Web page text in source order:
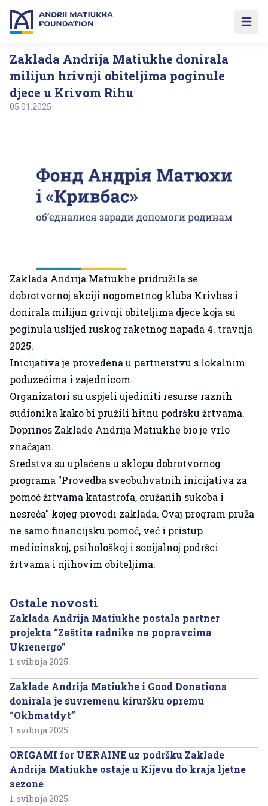
Open
Zaklada Andrija Matiukhe donirala
milijun hrivnji obiteljima poginule
djece u Krivom Rihu
05.01.2025
Zaklada Andrija Matiukhe pridružila se
dobrotvornoj akciji nogometnog kluba Krivbas i
donirala milijun grivnji obiteljima djece koja su
poginula uslijed ruskog raketnog napada 4. travnja
2025.
Inicijativa je provedena u partnerstvu s lokalnim
poduzećima i zajednicom.
Organizatori su uspjeli ujediniti resurse raznih
sudionika kako bi pružili hitnu podršku žrtvama.
Doprinos Zaklade Andrija Matiukhe bio je vrlo
značajan.
Sredstva su uplaćena u sklopu dobrotvornog
programa "Provedba sveobuhvatnih inicijativa za
pomoć žrtvama katastrofa, oružanih sukoba i
nesreća" kojeg provodi zaklada. Ovaj program pruža
ne samo financijsku pomoć, već i pristup
medicinskoj, psihološkoj i socijalnoj podršci
žrtvama i njihovim obiteljima.
Ostale novosti
Zaklada Andrija Matiukhe postala partner
projekta “Zaštita radnika na popravcima
Ukrenergo”
1. svibnja 2025.
Zaklade Andrija Matiukhe i Good Donations
donirala je suvremenu kiruršku opremu
“Okhmatdyt”
1. svibnja 2025.
ORIGAMI for UKRAINE uz podršku Zaklade
Andrija Matiukhe ostaje u Kijevu do kraja ljetne
sezone
1. svibnja 2025.